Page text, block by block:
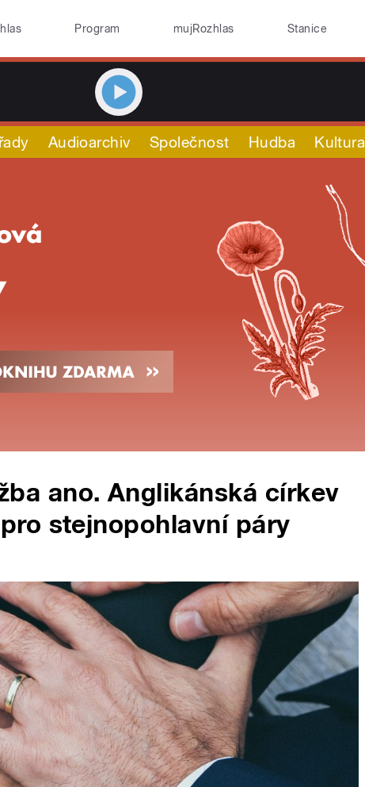
Program mujRozhlas Stanice
Audioarchiv Společnost Hudba Kultura
ano. Anglikánská církev
stejnopohlavní páry